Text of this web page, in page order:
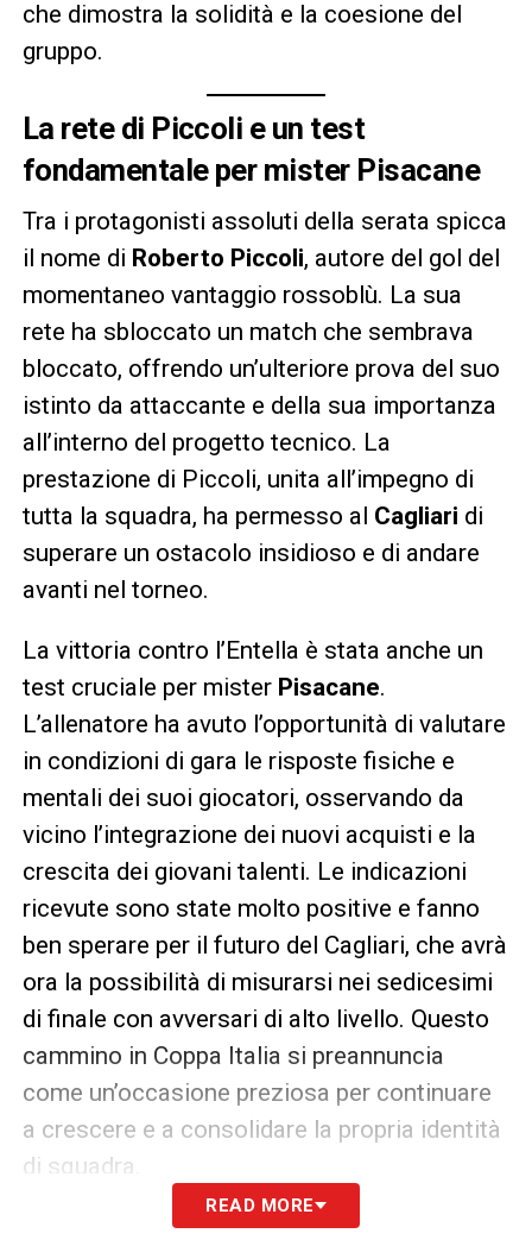
che dimostra la solidità e la coesione del
gruppo.
La rete di Piccoli e un test
fondamentale per mister Pisacane
Tra i protagonisti assoluti della serata spicca
il nome di Roberto Piccoli, autore del gol del
momentaneo vantaggio rossoblù. La sua
rete ha sbloccato un match che sembrava
bloccato, offrendo un’ulteriore prova del suo
istinto da attaccante e della sua importanza
all’interno del progetto tecnico. La
prestazione di Piccoli, unita all’impegno di
tutta la squadra, ha permesso al Cagliari di
superare un ostacolo insidioso e di andare
avanti nel torneo.
La vittoria contro l’Entella è stata anche un
test cruciale per mister Pisacane.
L’allenatore ha avuto l’opportunità di valutare
in condizioni di gara le risposte fisiche e
mentali dei suoi giocatori, osservando da
vicino l’integrazione dei nuovi acquisti e la
crescita dei giovani talenti. Le indicazioni
ricevute sono state molto positive e fanno
ben sperare per il futuro del Cagliari, che avrà
ora la possibilità di misurarsi nei sedicesimi
di finale con avversari di alto livello. Questo
cammino in Coppa Italia si preannuncia
come un’occasione preziosa per continuare
a crescere e a consolidare la propria identità
di squadra.
Il voto sull’arbitro Perri
READ MORE